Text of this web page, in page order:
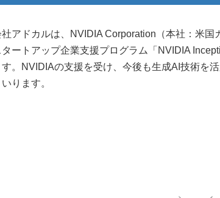
アドカルは、NVIDIA Corporation（本社：米
ートアップ企業支援プログラム「NVIDIA
す。NVIDIAの支援を受け、今後も生成AI技術を
ります。